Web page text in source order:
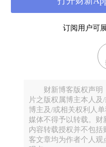
市病”的传统认知，预示
基层集中释放。肥胖在
这些肥胖的孩子所带来
有研究显示，在3岁时
90%处于超重或肥胖，
期。这就是肥胖的轨迹
哪些因素造成了中国儿
逆转”？
订阅用户可
财新博客版权声明
片之版权属博主本人
博主及/或相关权利人
媒体不得予以转载。
内容转载授权并不包
客文章均为作者个人观